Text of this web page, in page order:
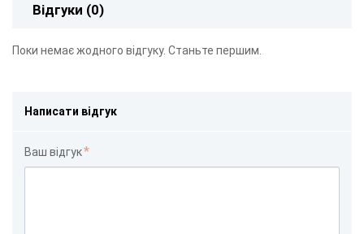
Відгуки (0)
Поки немає жодного відгуку. Станьте першим.
Написати відгук
Ваш відгук